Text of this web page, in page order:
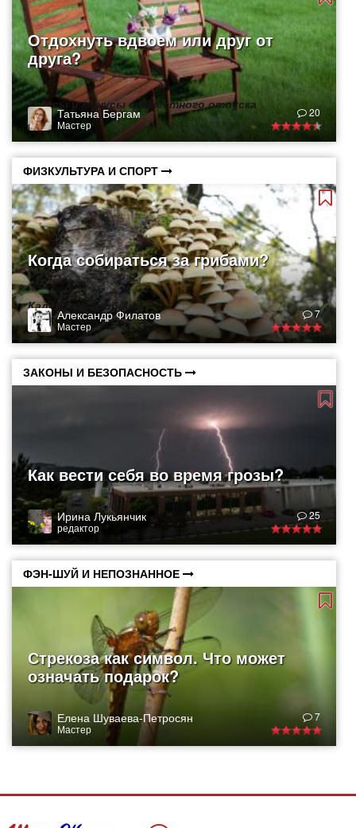
Отдохнуть вдвоем или друг от
друга?
Плюсы и минусы совместного отпуска
Татьяна Бергам
Мастер
20
ФИЗКУЛЬТУРА И СПОРТ
Когда собираться за грибами?
Календарь грибника
Александр Филатов
Мастер
7
ЗАКОНЫ И БЕЗОПАСНОСТЬ
Как вести себя во время грозы?
Ирина Лукьянчик
редактор
25
ФЭН-ШУЙ И НЕПОЗНАННОЕ
Стрекоза как символ. Что может
означать подарок?
Елена Шуваева-Петросян
Мастер
7